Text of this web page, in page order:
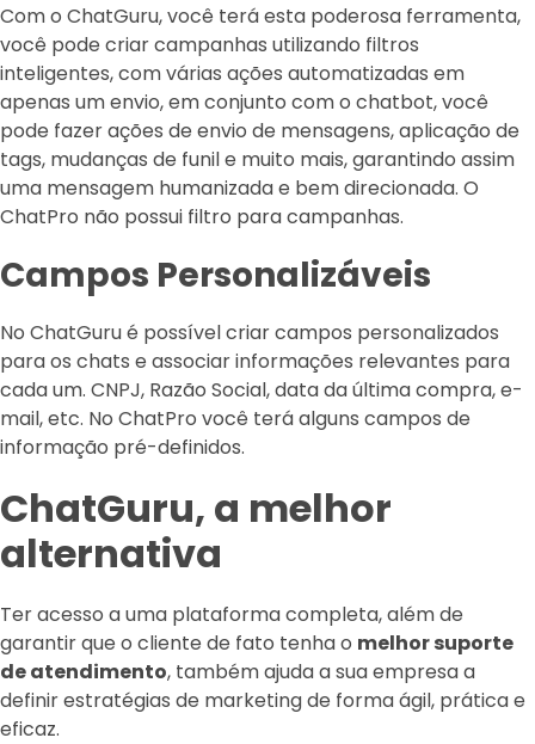
Com o ChatGuru, você terá esta poderosa ferramenta,
você pode criar campanhas utilizando filtros
inteligentes, com várias ações automatizadas em
apenas um envio, em conjunto com o chatbot, você
pode fazer ações de envio de mensagens, aplicação de
tags, mudanças de funil e muito mais, garantindo assim
uma mensagem humanizada e bem direcionada. O
ChatPro não possui filtro para campanhas.
Campos Personalizáveis
No ChatGuru é possível criar campos personalizados
para os chats e associar informações relevantes para
cada um. CNPJ, Razão Social, data da última compra, e-
mail, etc. No ChatPro você terá alguns campos de
informação pré-definidos.
ChatGuru, a melhor
alternativa
Ter acesso a uma plataforma completa, além de
garantir que o cliente de fato tenha o melhor suporte
de atendimento, também ajuda a sua empresa a
definir estratégias de marketing de forma ágil, prática e
eficaz.